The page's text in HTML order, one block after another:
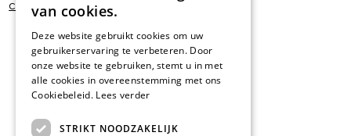
cleaningvan cookies.
Deze website gebruikt cookies om uw
gebruikerservaring te verbeteren. Door
onze website te gebruiken, stemt u in met
alle cookies in overeenstemming met ons
Cookiebeleid. Lees verder
STRIKT NOODZAKELIJK